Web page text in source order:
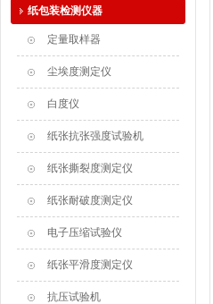
纸包装检测仪器
定量取样器
尘埃度测定仪
白度仪
纸张抗张强度试验机
纸张撕裂度测定仪
纸张耐破度测定仪
电子压缩试验仪
纸张平滑度测定仪
抗压试验机